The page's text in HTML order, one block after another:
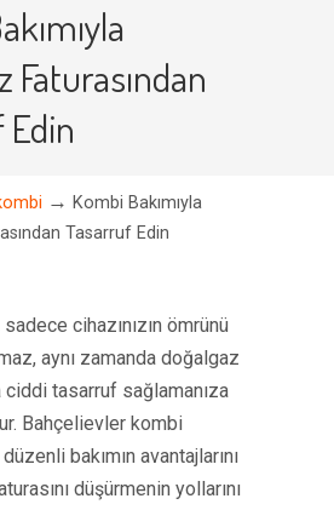
Faturasından
→ Kombi Bakımıyla
Tasarruf Edin
sadece cihazınızın ömrünü
aynı zamanda doğalgaz
ciddi tasarruf sağlamanıza
Bahçelievler kombi
bakımın avantajlarını
düşürmenin yollarını